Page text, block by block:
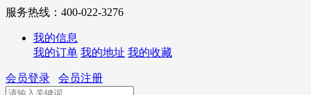
服务热线：400-022-3276
我的信息
我的订单 我的地址 我的收藏
会员登录 会员注册